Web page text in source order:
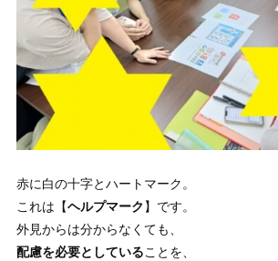
赤に白の十字とハートマーク。
これは【ヘルプマーク 】です。
外見からは分からなくても、
配慮を必要としていることを、